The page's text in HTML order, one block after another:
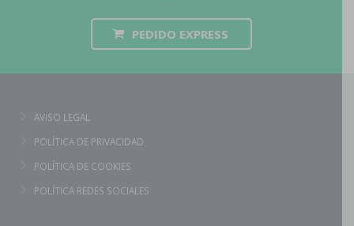
PEDIDO EXPRESS
AVISO LEGAL
POLÍTICA DE PRIVACIDAD
POLÍTICA DE COOKIES
POLÍTICA REDES SOCIALES